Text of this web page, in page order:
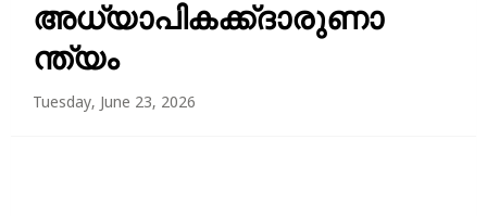
അധ്യാപികക്ക്ദാരുണാ
ന്ത്യം
Tuesday, June 23, 2026